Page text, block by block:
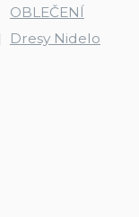
OBLEČENÍ
Dresy Nidelo